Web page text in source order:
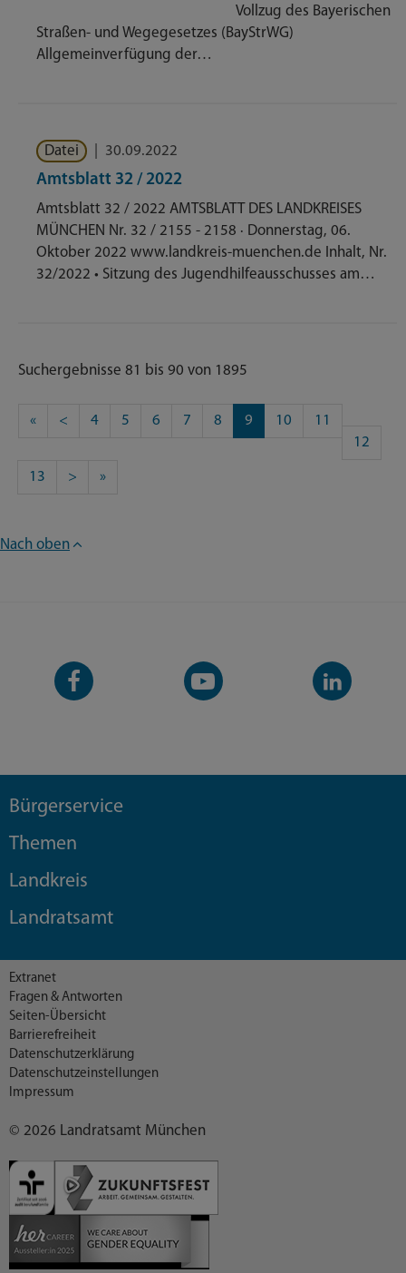
Vollzug des Bayerischen
Straßen- und Wegegesetzes (BayStrWG)
Allgemeinverfügung der…
Datei 30.09.2022
Amtsblatt 32 / 2022
Amtsblatt 32 / 2022 AMTSBLATT DES LANDKREISES
MÜNCHEN Nr. 32 / 2155 - 2158 · Donnerstag, 06.
Oktober 2022 www.landkreis-muenchen.de Inhalt, Nr.
32/2022 • Sitzung des Jugendhilfeausschusses am…
Suchergebnisse 81 bis 90 von 1895
« < 4 5 6 7 8 9 10
11
12
13 > »
Nach oben
Facebook-
Seite
YouTube-
Kanal
LinkedIn-
Kanal
Bürgerservice
Themen
Landkreis
Landratsamt
© 2026 Landratsamt München
Extranet
Fragen & Antworten
Seiten-Übersicht
Barrierefreiheit
Datenschutzerklärung
Datenschutzeinstellungen
Impressum